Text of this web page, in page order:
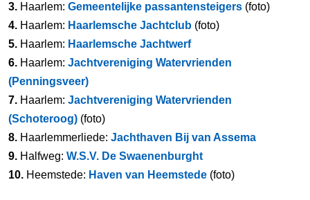
3. Haarlem: Gemeentelijke passantensteigers (foto)
4. Haarlem: Haarlemsche Jachtclub (foto)
5. Haarlem: Haarlemsche Jachtwerf
6. Haarlem: Jachtvereniging Watervrienden
(Penningsveer)
7. Haarlem: Jachtvereniging Watervrienden
(Schoteroog) (foto)
8. Haarlemmerliede: Jachthaven Bij van Assema
9. Halfweg: W.S.V. De Swaenenburght
10. Heemstede: Haven van Heemstede (foto)